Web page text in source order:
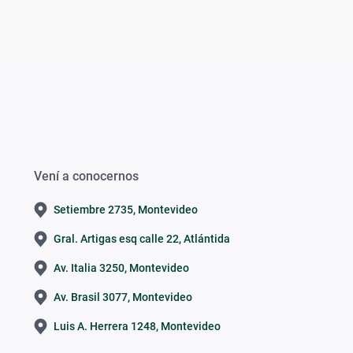
Vení a conocernos
Setiembre 2735, Montevideo
Gral. Artigas esq calle 22, Atlántida
Av. Italia 3250, Montevideo
Av. Brasil 3077, Montevideo
Luis A. Herrera 1248, Montevideo